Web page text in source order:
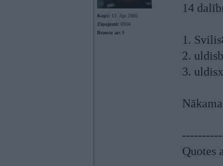
Kopš: 13. Apr 2005
Ziņojumi: 6934
Braucu ar: 8
14
1.
2.
3.
Quotes